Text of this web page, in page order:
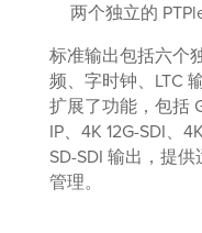
两个独立的
标准输出包括六个
频、字时钟、LTC
扩展了功能，包括
IP、4K 12G-SDI、
SD-SDI 输出，提
管理。